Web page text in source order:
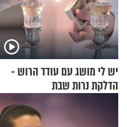
יש לי מושג עם עודד הרוש -
הדלקת נרות שבת